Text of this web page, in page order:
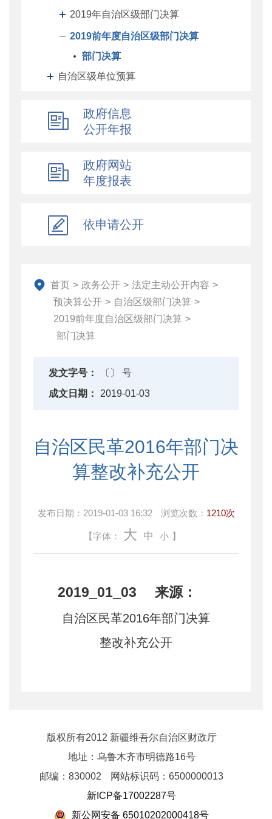
2019年自治区级部门决算
2019前年度自治区级部门决算
部门决算
自治区级单位预算
自治区财政厅机关预决算
地州预决算
绩效专栏
其他对外管理服务信息
执行公开
地方政府债务信息公开
财政数据
直达资金
财政改革与业务
重点领域信息公开
政府信息
公开年报
政府网站
年度报表
依申请公开
首页 > 政务公开 > 法定主动公开内容 >
预决算公开 > 自治区级部门决算 >
2019前年度自治区级部门决算 >
部门决算
发文字号：
〔〕 号
成文日期：
2019-01-03
自治区民革2016年部门决
算整改补充公开
发布日期： 2019-01-03 16:32 浏览次数： 1210次
【字体： 大 中 小 】
2019_01_03 来源：
自治区民革2016年部门决算
整改补充公开
版权所有2012 新疆维吾尔自治区财政厅
地址：乌鲁木齐市明德路16号
邮编：830002
网站标识码：6500000013
新ICP备17002287号
新公网安备 65010202000418号